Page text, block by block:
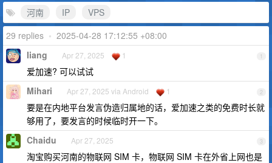
河南
IP
VPS
29 replies • 2025-04-28 17:12:55 +08:00
1
Iiang Apr 27, 2025 1
爱加速? 可以试试
2
Mihari Apr 27, 2025 via Android 1
要是在内地平台发言伪造归属地的话，爱加速之类的免费时长就
够用了，要发言的时候临时开一下。
3
Chaidu Apr 27, 2025
淘宝购买河南的物联网 SIM 卡，物联网 SIM 卡在外省上网也是